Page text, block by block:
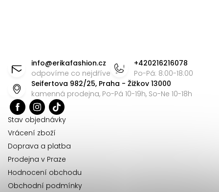
info@erikafashion.cz
odpovíme co nejdříve
+420216216078
Po-Pá: 8:00-18:00
Seifertova 982/25, Praha - Žižkov 13000
kamenná prodejna, Po-Pá 10-19h, So-Ne 10-18h
Stav objednávky
Vrácení zboží
Doprava a platba
Prodejna v Praze
Hodnocení obchodu
Obchodní podmínky